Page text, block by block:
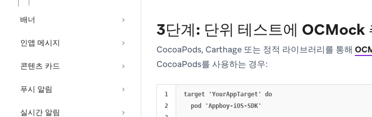
배너
인앱 메시지
콘텐츠 카드
푸시 알림
실시간 알림
3단계: 단위 테스트에 OCMock
CocoaPods, Carthage 또는 정적 라이브러리를 통해
CocoaPods를 사용하는 경우:
1
2
target 'YourAppTarget' do
  pod 'Appboy-iOS-SDK'